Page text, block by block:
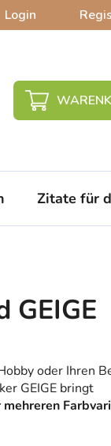
Login
Zitate für
GEIGE
oder Ihren
GEIGE bringt